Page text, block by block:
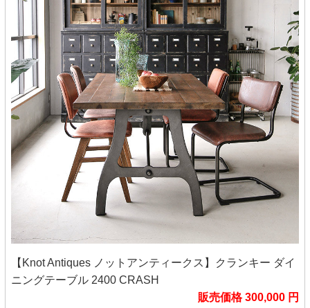
【Knot Antiques ノットアンティークス】クランキー ダイ
ニングテーブル 2400 CRASH
販売価格 300,000 円